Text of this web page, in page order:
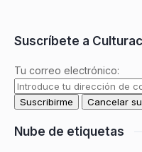
Suscríbete a
Tu correo electrónico:
Nube de etiquetas